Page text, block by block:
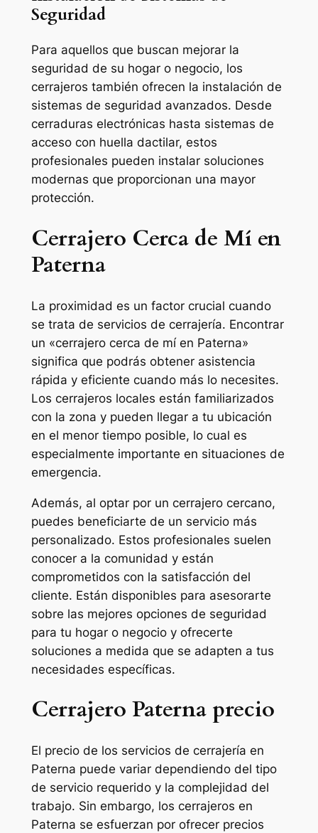
Seguridad
Para aquellos que buscan mejorar la
seguridad de su hogar o negocio, los
cerrajeros también ofrecen la instalación de
sistemas de seguridad avanzados. Desde
cerraduras electrónicas hasta sistemas de
acceso con huella dactilar, estos
profesionales pueden instalar soluciones
modernas que proporcionan una mayor
protección.
Cerrajero Cerca de Mí en
Paterna
La proximidad es un factor crucial cuando
se trata de servicios de cerrajería. Encontrar
un «cerrajero cerca de mí en Paterna»
significa que podrás obtener asistencia
rápida y eficiente cuando más lo necesites.
Los cerrajeros locales están familiarizados
con la zona y pueden llegar a tu ubicación
en el menor tiempo posible, lo cual es
especialmente importante en situaciones de
emergencia.
Además, al optar por un cerrajero cercano,
puedes beneficiarte de un servicio más
personalizado. Estos profesionales suelen
conocer a la comunidad y están
comprometidos con la satisfacción del
cliente. Están disponibles para asesorarte
sobre las mejores opciones de seguridad
para tu hogar o negocio y ofrecerte
soluciones a medida que se adapten a tus
necesidades específicas.
Cerrajero Paterna precio
El precio de los servicios de cerrajería en
Paterna puede variar dependiendo del tipo
de servicio requerido y la complejidad del
trabajo. Sin embargo, los cerrajeros en
Paterna se esfuerzan por ofrecer precios